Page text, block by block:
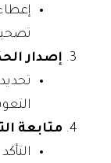
إصدار
متابعة